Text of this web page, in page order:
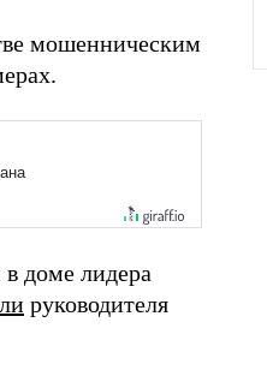
мошенническим
доме лидера
руководителя